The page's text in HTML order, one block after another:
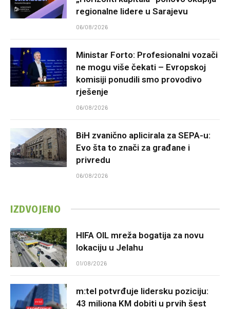
regionalne lidere u Sarajevu
06/08/2026
Ministar Forto: Profesionalni vozači
ne mogu više čekati – Evropskoj
komisiji ponudili smo provodivo
rješenje
06/08/2026
BiH zvanično aplicirala za SEPA-u:
Evo šta to znači za građane i
privredu
06/08/2026
IZDVOJENO
HIFA OIL mreža bogatija za novu
lokaciju u Jelahu
01/08/2026
m:tel potvrđuje lidersku poziciju:
43 miliona KM dobiti u prvih šest